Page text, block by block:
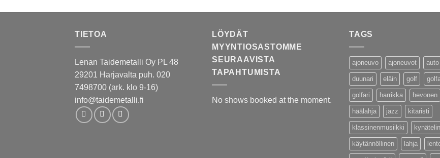
TIETOA
Lenan Taidemetalli Oy PL 48
29201 Harjavalta puh. 020
7498700 (ark. klo 9-16)
info@taidemetalli.fi
LÖYDÄT
MYYNTIOSASTOMME
SEURAAVISTA
TAPAHTUMISTA
No shows booked at the moment.
TAGS
ajoneuvo ajoneuvot auto
duunari eläin golf
golfari harrikka hevonen
häälahja jazz kitaristi
klassinenmusiikki
käytännöllinen lahja